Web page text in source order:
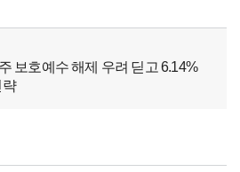
보호예수 해제 우려 딛고 6.14%
략